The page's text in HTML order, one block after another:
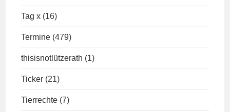
Tag x (16)
Termine (479)
thisisnotlützerath (1)
Ticker (21)
Tierrechte (7)